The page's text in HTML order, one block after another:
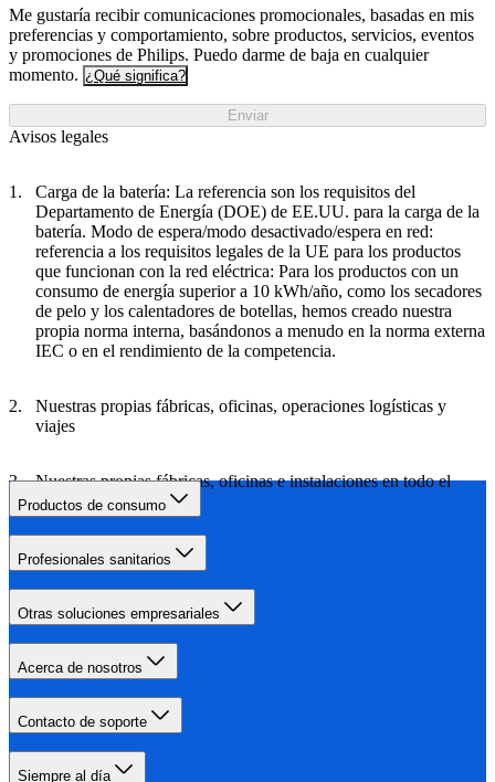
Me gustaría recibir comunicaciones promocionales, basadas en mis
preferencias y comportamiento, sobre productos, servicios, eventos
y promociones de Philips. Puedo darme de baja en cualquier
momento. ¿Qué significa?
Enviar
Avisos legales
Carga de la batería: La referencia son los requisitos del
Departamento de Energía (DOE) de EE.UU. para la carga de la
batería. Modo de espera/modo desactivado/espera en red:
referencia a los requisitos legales de la UE para los productos
que funcionan con la red eléctrica: Para los productos con un
consumo de energía superior a 10 kWh/año, como los secadores
de pelo y los calentadores de botellas, hemos creado nuestra
propia norma interna, basándonos a menudo en la norma externa
IEC o en el rendimiento de la competencia.
Nuestras propias fábricas, oficinas, operaciones logísticas y
viajes
Nuestras propias fábricas, oficinas e instalaciones en todo el
mundo
Productos de consumo
Profesionales sanitarios
Otras soluciones empresariales
Acerca de nosotros
Contacto de soporte
Siempre al día